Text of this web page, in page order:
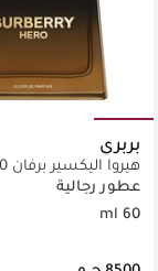
بربري
هيروا اليكسير برفان 60 مل
عطور رجالية
60 ml